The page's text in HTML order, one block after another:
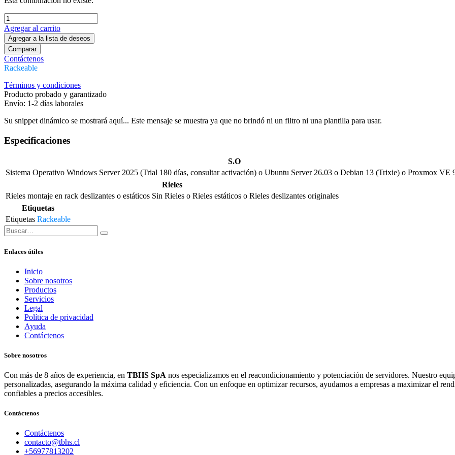
Agregar al carrito
Agregar a la lista de deseos
Comparar
Contáctenos
Rackeable
Términos y condiciones
Producto probado y garantizado
Envío: 1-2 días laborales
Su snippet dinámico se mostrará aquí... Este mensaje se muestra ya que no brindó ni un filtro ni una plantilla para usar.
Especificaciones
S.O
Sistema Operativo Windows Server 2025 (Trial 180 días, consultar activación) o Ubuntu Server 26.03 o Debian 13 (Trixie) o Proxmox VE
Rieles
Rieles montaje en rack deslizantes o estáticos Sin Rieles o Rieles estáticos o Rieles deslizantes originales
Etiquetas
Etiquetas Rackeable
Enlaces útiles
Inicio
Sobre nosotros
Productos
Servicios
Legal
Política de privacidad
Ayuda
Contáctenos
Sobre nosotros
Con más de 8 años de experiencia, en TBHS SpA nos especializamos en el reacondicionamiento y potenciación de servidores. Nuestro
personalizadas, asegurando la máxima calidad y eficiencia. Con un enfoque en optimizar recursos, ayudamos a empresas a maximizar el
confiables a precios accesibles.
Contáctenos
Contáctenos
contacto@tbhs.cl
+56977813202